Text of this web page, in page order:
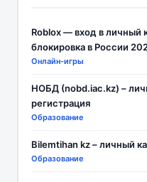
Roblox — вход в личный
блокировка в России
Онлайн-игры
НОБД (nobd.iac.kz) –
регистрация
Образование
Bilemtihan kz – личный
Образование